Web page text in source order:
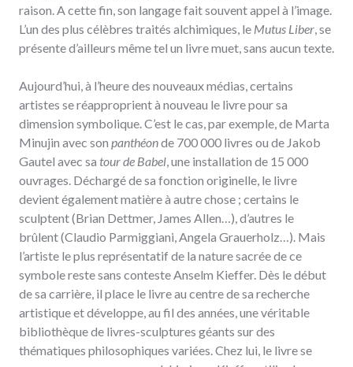
raison. A cette fin, son langage fait souvent appel à l’image.
L’un des plus célèbres traités alchimiques, le Mutus Liber, se
présente d’ailleurs même tel un livre muet, sans aucun texte.
Aujourd’hui, à l’heure des nouveaux médias, certains
artistes se réapproprient à nouveau le livre pour sa
dimension symbolique. C’est le cas, par exemple, de Marta
Minujin avec son panthéonde 700 000 livres ou de Jakob
Gautel avec sa tour de Babel, une installation de 15 000
ouvrages. Déchargé de sa fonction originelle, le livre
devient également matière à autre chose ; certains le
sculptent (Brian Dettmer, James Allen…), d’autres le
brûlent (Claudio Parmiggiani, Angela Grauerholz…). Mais
l’artiste le plus représentatif de la nature sacrée de ce
symbole reste sans conteste Anselm Kieffer. Dès le début
de sa carrière, il place le livre au centre de sa recherche
artistique et développe, au fil des années, une véritable
bibliothèque de livres-sculptures géants sur des
thématiques philosophiques variées. Chez lui, le livre se